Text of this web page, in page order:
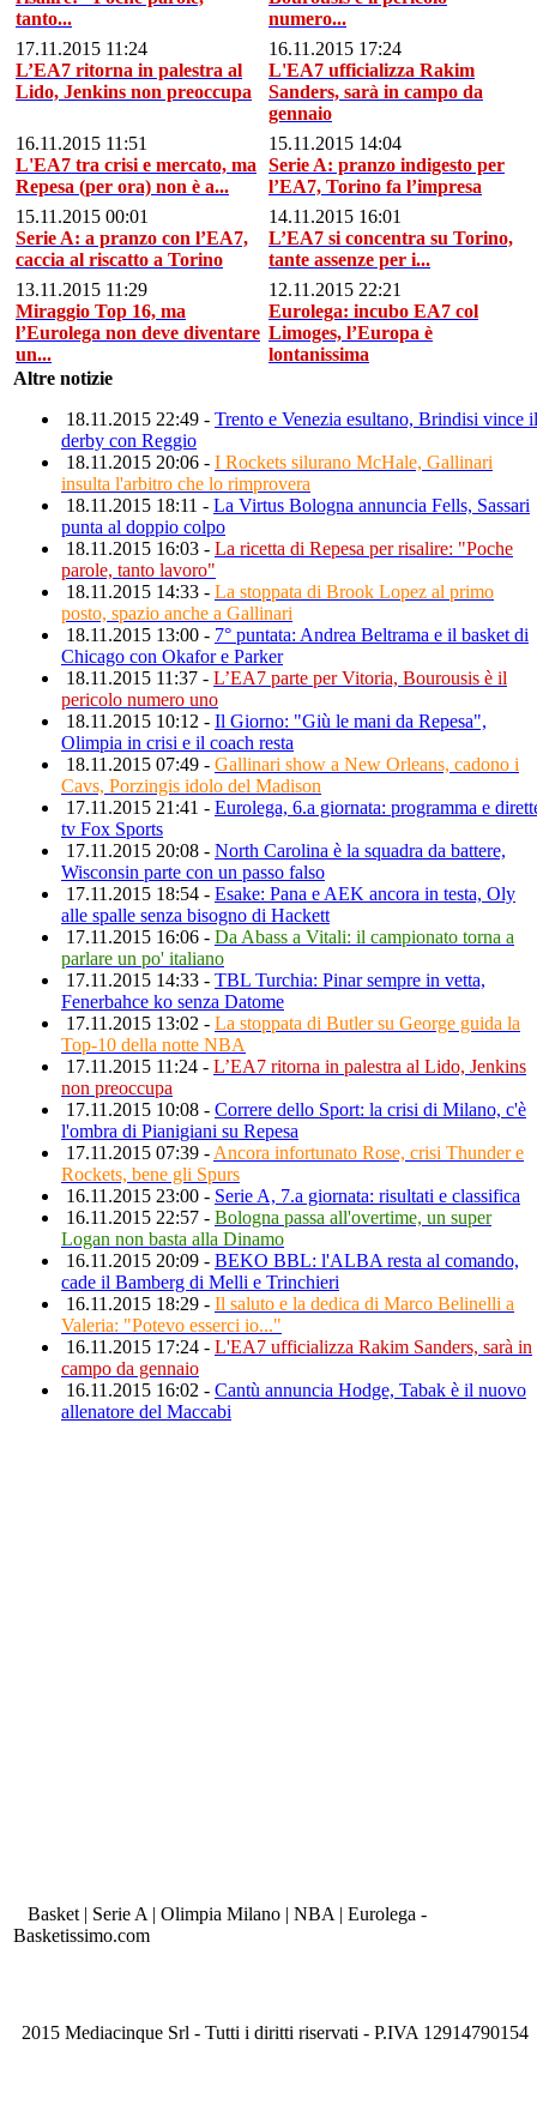
tanto...
numero...
17.11.2015 11:24
L’EA7 ritorna in palestra al
Lido, Jenkins non preoccupa
16.11.2015 17:24
L'EA7 ufficializza Rakim
Sanders, sarà in campo da
gennaio
16.11.2015 11:51
L'EA7 tra crisi e mercato, ma
Repesa (per ora) non è a...
15.11.2015 14:04
Serie A: pranzo indigesto per
l’EA7, Torino fa l’impresa
15.11.2015 00:01
Serie A: a pranzo con l’EA7,
caccia al riscatto a Torino
14.11.2015 16:01
L’EA7 si concentra su Torino,
tante assenze per i...
13.11.2015 11:29
Miraggio Top 16, ma
l’Eurolega non deve diventare
un...
12.11.2015 22:21
Eurolega: incubo EA7 col
Limoges, l’Europa è
lontanissima
Altre notizie
18.11.2015 22:49 - Trento e Venezia esultano, Brindisi vince il
derby con Reggio
18.11.2015 20:06 - I Rockets silurano McHale, Gallinari
insulta l'arbitro che lo rimprovera
18.11.2015 18:11 - La Virtus Bologna annuncia Fells, Sassari
punta al doppio colpo
18.11.2015 16:03 - La ricetta di Repesa per risalire: "Poche
parole, tanto lavoro"
18.11.2015 14:33 - La stoppata di Brook Lopez al primo
posto, spazio anche a Gallinari
18.11.2015 13:00 - 7° puntata: Andrea Beltrama e il basket di
Chicago con Okafor e Parker
18.11.2015 11:37 - L’EA7 parte per Vitoria, Bourousis è il
pericolo numero uno
18.11.2015 10:12 - Il Giorno: "Giù le mani da Repesa",
Olimpia in crisi e il coach resta
18.11.2015 07:49 - Gallinari show a New Orleans, cadono i
Cavs, Porzingis idolo del Madison
17.11.2015 21:41 - Eurolega, 6.a giornata: programma e
tv Fox Sports
17.11.2015 20:08 - North Carolina è la squadra da battere,
Wisconsin parte con un passo falso
17.11.2015 18:54 - Esake: Pana e AEK ancora in testa, Oly
alle spalle senza bisogno di Hackett
17.11.2015 16:06 - Da Abass a Vitali: il campionato torna a
parlare un po' italiano
17.11.2015 14:33 - TBL Turchia: Pinar sempre in vetta,
Fenerbahce ko senza Datome
17.11.2015 13:02 - La stoppata di Butler su George guida la
Top-10 della notte NBA
17.11.2015 11:24 - L’EA7 ritorna in palestra al Lido, Jenkins
non preoccupa
17.11.2015 10:08 - Correre dello Sport: la crisi di Milano, c'è
l'ombra di Pianigiani su Repesa
17.11.2015 07:39 - Ancora infortunato Rose, crisi Thunder e
Rockets, bene gli Spurs
16.11.2015 23:00 - Serie A, 7.a giornata: risultati e classifica
16.11.2015 22:57 - Bologna passa all'overtime, un super
Logan non basta alla Dinamo
16.11.2015 20:09 - BEKO BBL: l'ALBA resta al comando,
cade il Bamberg di Melli e Trinchieri
16.11.2015 18:29 - Il saluto e la dedica di Marco Belinelli a
Valeria: "Potevo esserci io..."
16.11.2015 17:24 - L'EA7 ufficializza Rakim Sanders, sarà in
campo da gennaio
16.11.2015 16:02 - Cantù annuncia Hodge, Tabak è il nuovo
allenatore del Maccabi
Basket | Serie A | Olimpia Milano | NBA | Eurolega -
Basketissimo.com
2015 Mediacinque Srl - Tutti i diritti riservati - P.IVA 12914790154